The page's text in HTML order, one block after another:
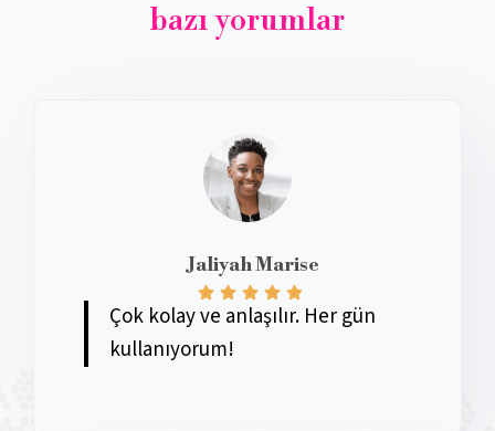
bazı yorumlar
Jaliyah Marise
Çok kolay ve anlaşılır. Her gün
kullanıyorum!